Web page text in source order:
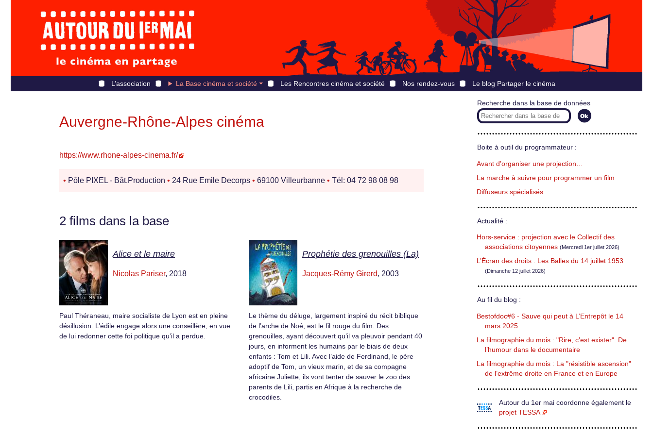
L’association La Base cinéma et société Les Rencontres cinéma et société Nos rendez-vous Le blog Partager le cinéma
Auvergne-Rhône-Alpes cinéma
https://www.rhone-alpes-cinema.fr/
• Pôle PIXEL - Bât.Production • 24 Rue Emile Decorps • 69100 Villeurbanne • Tél: 04 72 98 08 98
2 films dans la base
Alice et le maire
Nicolas Pariser, 2018
Paul Théraneau, maire socialiste de Lyon est en pleine
désillusion. L’édile engage alors une conseillère, en vue
de lui redonner cette foi politique qu’il a perdue.
Prophétie des grenouilles (La)
Jacques-Rémy Girerd, 2003
Le thème du déluge, largement inspiré du récit biblique
de l’arche de Noé, est le fil rouge du film. Des
grenouilles, ayant découvert qu’il va pleuvoir pendant 40
jours, en informent les humains par le biais de deux
enfants : Tom et Lili. Avec l’aide de Ferdinand, le père
adoptif de Tom, un vieux marin, et de sa compagne
africaine Juliette, ils vont tenter de sauver le zoo des
parents de Lili, partis en Afrique à la recherche de
crocodiles.
Recherche dans la base de données
Boite à outil du programmateur :
Avant d’organiser une projection…
La marche à suivre pour programmer un film
Diffuseurs spécialisés
Actualité :
Hors-service : projection avec le Collectif des
associations citoyennes (Mercredi 1er juillet 2026)
L’Écran des droits : Les Balles du 14 juillet 1953
(Dimanche 12 juillet 2026)
Au fil du blog :
Bestofdoc#6 - Sauve qui peut à L’Entrepôt le 14
mars 2025
La filmographie du mois : "Rire, c’est exister". De
l’humour dans le documentaire
La filmographie du mois : La "résistible ascension"
de l’extrême droite en France et en Europe
Autour du 1er mai coordonne également le
projet TESSA